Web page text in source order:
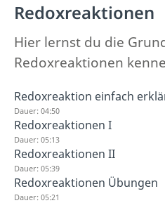
Redoxreaktionen
Hier lernst du die
Redoxreaktionen
Redoxreaktion einfach
Dauer: 04:50
Redoxreaktionen I
Dauer: 05:13
Redoxreaktionen II
Dauer: 05:39
Redoxreaktionen Übungen
Dauer: 05:21